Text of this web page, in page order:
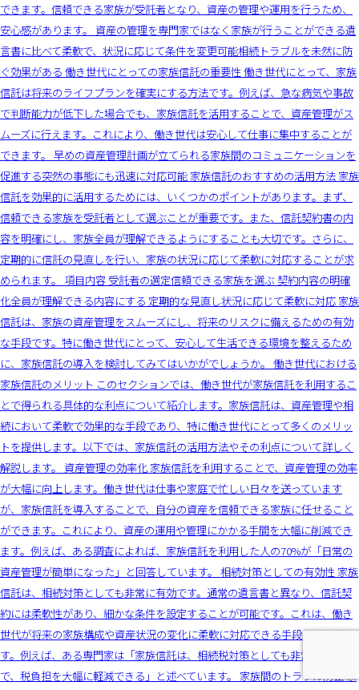
できます。信頼できる家族が受託者となり、資産の管理や運用を行うため、
安心感があります。 資産の管理を専門家ではなく家族が行うことができる遺
言書に比べて柔軟で、状況に応じて条件を変更可能相続トラブルを未然に防
ぐ効果がある 働き世代にとっての家族信託の重要性 働き世代にとって、家族
信託は将来のライフプランを確実にする方法です。例えば、急な病気や事故
で判断能力が低下した場合でも、家族信託を活用することで、資産管理がス
ムーズに行えます。これにより、働き世代は安心して仕事に集中することが
できます。 早めの資産管理計画が立てられる家族間のコミュニケーションを
促進する突然の事態にも迅速に対応可能 家族信託のおすすめの活用方法 家族
信託を効果的に活用するためには、いくつかのポイントがあります。まず、
信頼できる家族を受託者として選ぶことが重要です。また、信託契約書の内
容を明確にし、家族全員が理解できるようにすることも大切です。さらに、
定期的に信託の見直しを行い、家族の状況に応じて柔軟に対応することが求
められます。 項目内容 受託者の選定信頼できる家族を選ぶ 契約内容の明確
化全員が理解できる内容にする 定期的な見直し状況に応じて柔軟に対応 家族
信託は、家族の資産管理をスムーズにし、将来のリスクに備えるための有効
な手段です。特に働き世代にとって、安心して生活できる環境を整えるため
に、家族信託の導入を検討してみてはいかがでしょうか。 働き世代における
家族信託のメリット このセクションでは、働き世代が家族信託を利用するこ
とで得られる具体的な利点について紹介します。家族信託は、資産管理や相
続において柔軟で効果的な手段であり、特に働き世代にとって多くのメリッ
トを提供します。以下では、家族信託の活用方法やその利点について詳しく
解説します。 資産管理の効率化 家族信託を利用することで、資産管理の効率
が大幅に向上します。働き世代は仕事や家庭で忙しい日々を送っています
が、家族信託を導入することで、自分の資産を信頼できる家族に任せること
ができます。これにより、資産の運用や管理にかかる手間を大幅に削減でき
ます。例えば、ある調査によれば、家族信託を利用した人の70%が「日常の
資産管理が簡単になった」と回答しています。 相続対策としての有効性 家族
信託は、相続対策としても非常に有効です。通常の遺言書と異なり、信託契
約には柔軟性があり、細かな条件を設定することが可能です。これは、働き
世代が将来の家族構成や資産状況の変化に柔軟に対応できる手段となりま
す。例えば、ある専門家は「家族信託は、相続税対策としても非常に効果的
で、税負担を大幅に軽減できる」と述べています。 家族間のトラブル防止 家